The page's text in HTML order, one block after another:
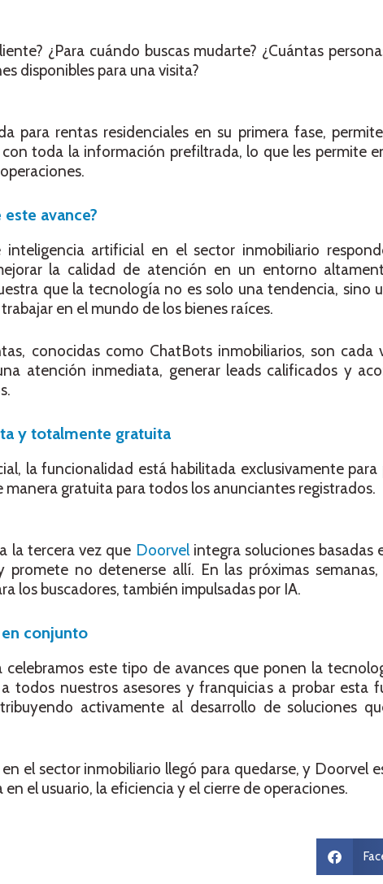
¿Para cuándo buscas mudarte? ¿Cuántas
disponibles para una visita?
para rentas residenciales en su primera fase,
toda la información prefiltrada, lo que les permite
avance?
artificial en el sector inmobiliario
la calidad de atención en un entorno
que la tecnología no es solo una tendencia, sino
en el mundo de los bienes raíces.
conocidas como ChatBots inmobiliarios, son cada
atención inmediata, generar leads calificados y
y totalmente gratuita
la funcionalidad está habilitada exclusivamente para
manera gratuita para todos los anunciantes registrados.
la tercera vez que Doorvelintegra soluciones basadas
promete no detenerse allí. En las próximas
los buscadores, también impulsadas por IA.
conjunto
celebramos este tipo de avances que ponen la
todos nuestros asesores y franquicias a probar esta
activamente al desarrollo de soluciones
el sector inmobiliario llegó para quedarse, y Doorvel
el usuario, la eficiencia y el cierre de operaciones.